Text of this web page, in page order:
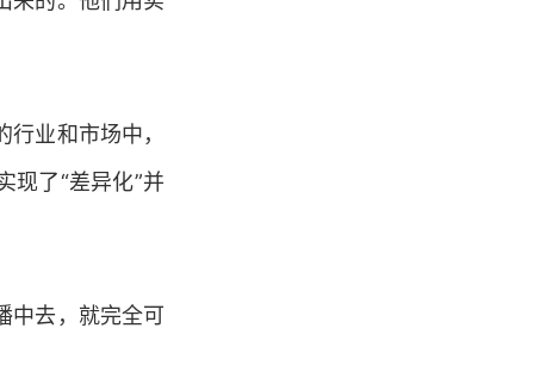
业和市场中，
现了“差异化”并
中去，就完全可